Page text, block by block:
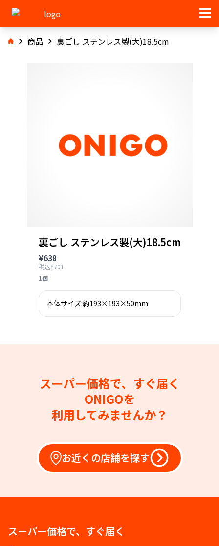
商品 裏ごし ステンレス製(大)18.5cm
裏ごし ステンレス製(大)18.5cm
¥638
税込¥701
1個
本体サイズ:約193×193×50mm
スーパー価格で、すぐ届く
ONIGOを
利用してみませんか？
お近くの店舗を探す
スーパー価格で、すぐ届く